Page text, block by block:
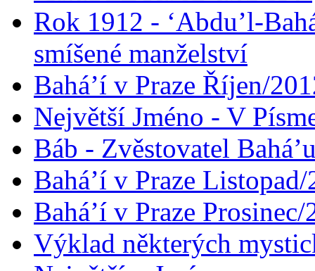
Rok 1912 - ‘Abdu’l-
smíšené manželství
Bahá’í v Praze Říjen/
Největší Jméno - V
Báb - Zvěstovatel
Bahá’í v Praze
Bahá’í v Praze Prosinec/
Výklad některých